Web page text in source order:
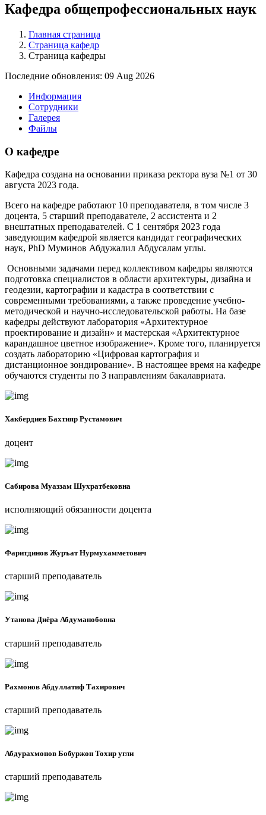
Кафедра общепрофессиональных наук
Главная страница
Страница кафедр
Страница кафедры
Последние обновления: 09 Aug 2026
Информация
Сотрудники
Галерея
Файлы
О кафедре
Кафедра создана на основании приказа ректора вуза №1 от 30
августа 2023 года.
Всего на кафедре работают 10 преподавателя, в том числе 3
доцента, 5 старший преподавателе, 2 ассистента и 2
внештатных преподавателей. С 1 сентября 2023 года
заведующим кафедрой является кандидат географических
наук, PhD Муминов Абдужалил Абдусалам углы.
Основными задачами перед коллективом кафедры являются
подготовка специалистов в области архитектуры, дизайна и
геодезии, картографии и кадастра в соответствии с
современными требованиями, а также проведение учебно-
методической и научно-исследовательской работы. На базе
кафедры действуют лаборатория «Архитектурное
проектирование и дизайн» и мастерская «Архитектурное
карандашное цветное изображение». Кроме того, планируется
создать лабораторию «Цифровая картография и
дистанционное зондирование». В настоящее время на кафедре
обучаются студенты по 3 направлениям бакалавриата.
Хакбердиев Бахтияр Рустамович
доцент
Сабирова Муаззам Шухратбековна
исполняющий обязанности доцента
Фаритдинов Журъат Нурмухамметович
старший преподаватель
Утанова Диёра Абдуманобовна
старший преподаватель
Рахмонов Абдуллатиф Тахирович
старший преподаватель
Абдурахмонов Бобуржон Тоxир угли
старший преподаватель